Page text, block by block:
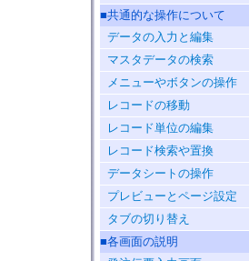
■共通的な操作について
データの入力と編集
マスタデータの検索
メニューやボタンの操作
レコードの移動
レコード単位の編集
レコード検索や置換
データシートの操作
プレビューとページ設定
タブの切り替え
■各画面の説明